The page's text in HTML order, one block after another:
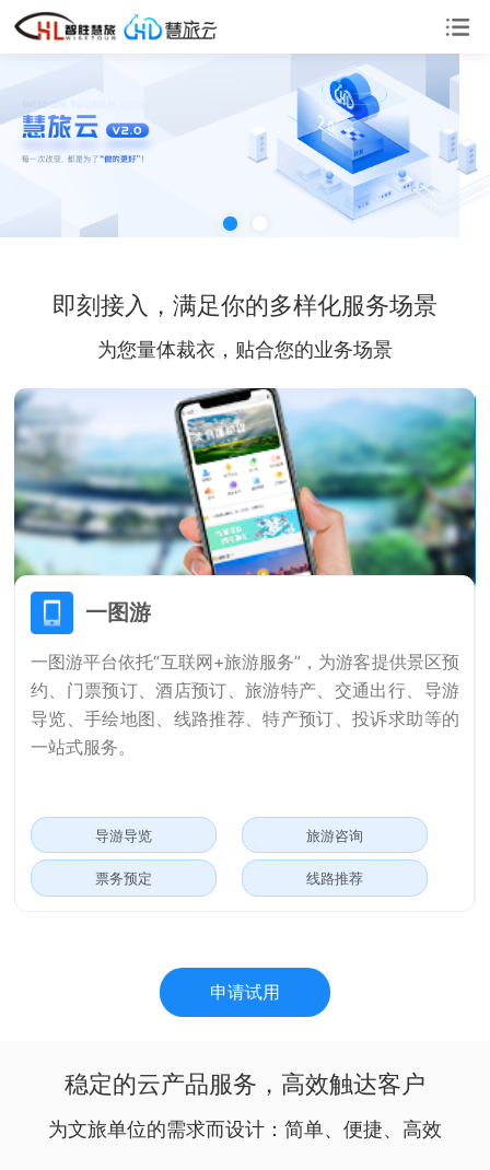
即刻接入，满足你的多样化服务场景
为您量体裁衣，贴合您的业务场景
一图游
一图游平台依托“互联网+旅游服务”，为游客提供景区预
约、门票预订、酒店预订、旅游特产、交通出行、导游
导览、手绘地图、线路推荐、特产预订、投诉求助等的
一站式服务。
导游导览 旅游咨询
票务预定 线路推荐
申请试用
稳定的云产品服务，高效触达客户
为文旅单位的需求而设计：简单、便捷、高效